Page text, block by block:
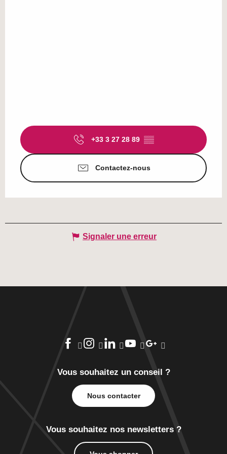
+33 3 27 28 89 ▒▒
Contactez-nous
Signaler une erreur
Vous souhaitez un conseil ?
Nous contacter
Vous souhaitez nos newsletters ?